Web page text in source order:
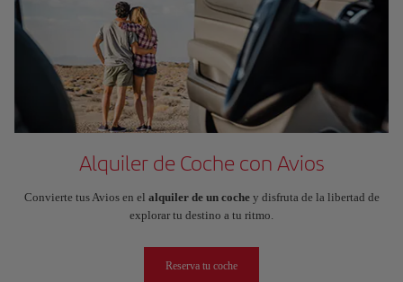
Alquiler de Coche con Avios
Convierte tus Avios en el alquiler de un cochey disfruta de la libertad de
explorar tu destino a tu ritmo.
Reserva tu coche